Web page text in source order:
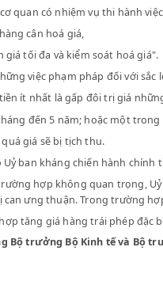
đổi điều 2 và 3 sắc lệnh
trưởng Bộ Kinh tế sẽ ấn
cơ quan có nhiệm vụ thi
hàng cân hoá giá,
giá tối đa và kiểm soát hoá
tiền ít nhất là gấp đôi trị
tháng đến 5 năm; hoặc
quá giá sẽ bị tịch thu.
Uỷ ban kháng chiến hành
trường hợp không quan
bị can ưng thuận. Trong